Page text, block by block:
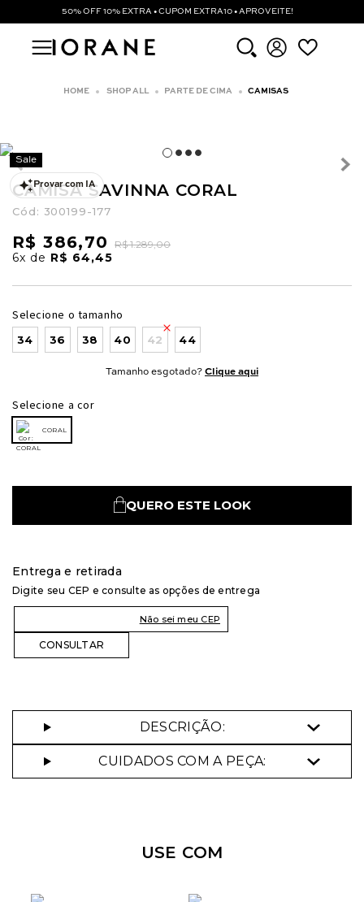
50% OFF 10% EXTRA • CUPOM EXTRA10 • APROVEITE!
SHOP ALL PARTE DE CIMA CAMISAS
Provar com IA
Sale
CAMISA SAVINNA CORAL
Cód: 300199-177
R$ 386,70 R$ 1.289,00
6x de R$ 64,45
Selecione o tamanho
34 36 38 40 42 44
Tamanho esgotado? Clique aqui
Selecione a cor
CORAL
QUERO ESTE LOOK
Entrega e retirada
Digite seu CEP e consulte as opções de entrega
Não sei meu CEP
DESCRIÇÃO:
CUIDADOS COM A PEÇA:
USE COM